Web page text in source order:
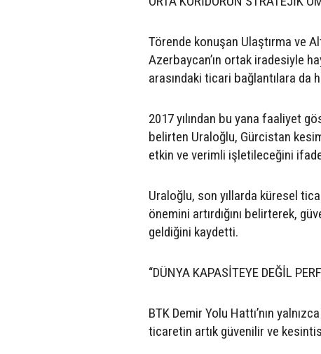
Törende konuşan Ulaştırma ve
Azerbaycan’ın ortak iradesiyle
arasındaki ticari bağlantılara da
2017 yılından bu yana faaliyet
belirten Uraloğlu, Gürcistan
etkin ve verimli işletileceğini
Uraloğlu, son yıllarda küresel
önemini artırdığını belirterek,
geldiğini kaydetti.
“DÜNYA KAPASİTEYE DEĞİL
BTK Demir Yolu Hattı’nın
ticaretin artık güvenilir ve